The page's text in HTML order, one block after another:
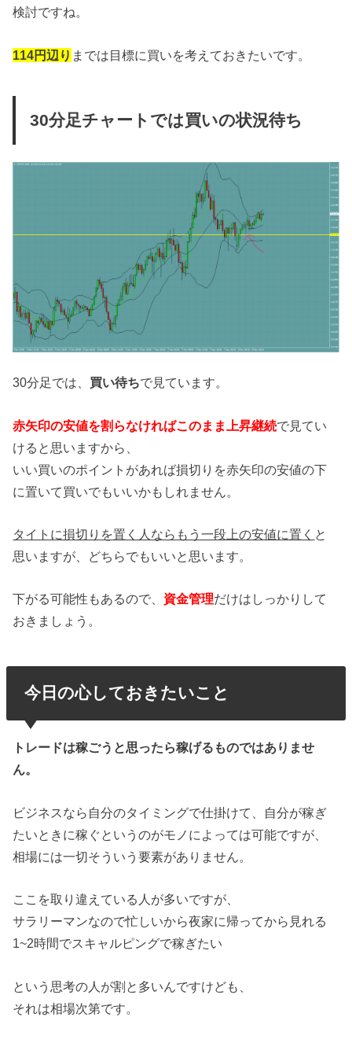
検討ですね。
114円辺り までは目標に買いを考えておきたいです。
30分足チャートでは買いの状況待ち
30分足では、 買い待ちで見ています。
赤矢印の安値を割らなければこのまま上昇継続で見てい
けると思いますから、
いい買いのポイントがあれば損切りを赤矢印の安値の下
に置いて買いでもいいかもしれません。
タイトに損切りを置く人ならもう一段上の安値に置く と
思いますが、どちらでもいいと思います。
下がる可能性もあるので、 資金管理だけはしっかりして
おきましょう。
今日の心しておきたいこと
トレードは稼ごうと思ったら稼げるものではありませ
ん。
ビジネスなら自分のタイミングで仕掛けて、自分が稼ぎ
たいときに稼ぐというのがモノによっては可能ですが、
相場には一切そういう要素がありません。
ここを取り違えている人が多いですが、
サラリーマンなので忙しいから夜家に帰ってから見れる
1~2時間でスキャルピングで稼ぎたい
という思考の人が割と多いんですけども、
それは相場次第です。